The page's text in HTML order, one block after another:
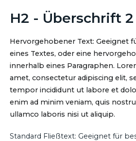
H2 - Überschrift 2
Hervorgehobener Text: Geeignet
eines Textes, oder eine
innerhalb eines Paragraphen.
amet, consectetur adipiscing elit,
tempor incididunt ut labore et
enim ad minim veniam, quis
ullamco laboris nisi ut aliquip.
Standard Fließtext: Geeignet für